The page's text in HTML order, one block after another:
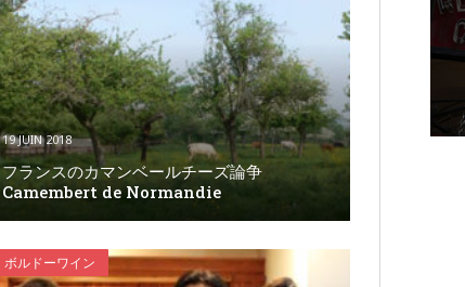
19 JUIN 2018
フランスのカマンベールチーズ論争
Camembert de Normandie
ボルドーワイン